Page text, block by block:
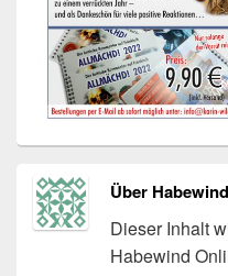
Über
Dieser Inhalt
Habewind